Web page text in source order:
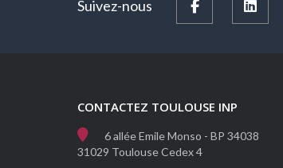
Suivez-nous
CONTACTEZ TOULOUSE INP
6 allée Emile Monso - BP 34038
31029 Toulouse Cedex 4